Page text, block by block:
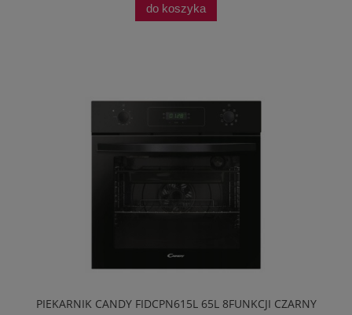
do koszyka
PIEKARNIK CANDY FIDCPN615L 65L 8FUNKCJI CZARNY